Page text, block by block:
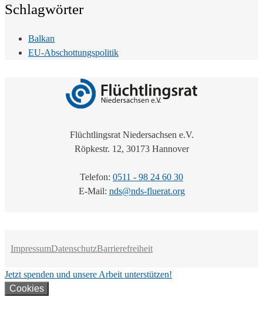
Schlagwörter
Balkan
EU-Abschottungspolitik
Flüchtlingsrat Niedersachsen e.V.
Röpkestr. 12, 30173 Hannover
Telefon: 0511 - 98 24 60 30
E-Mail: nds@nds-fluerat.org
ImpressumDatenschutzBarrierefreiheit
Jetzt spenden und unsere Arbeit unterstützen!
Cookies